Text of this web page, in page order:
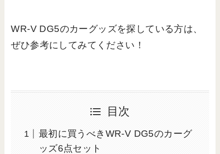
WR-V DG5のカーグッズを探している方は、
ぜひ参考にしてみてください！
目次
最初に買うべきWR-V DG5のカーグ
ッズ6点セット